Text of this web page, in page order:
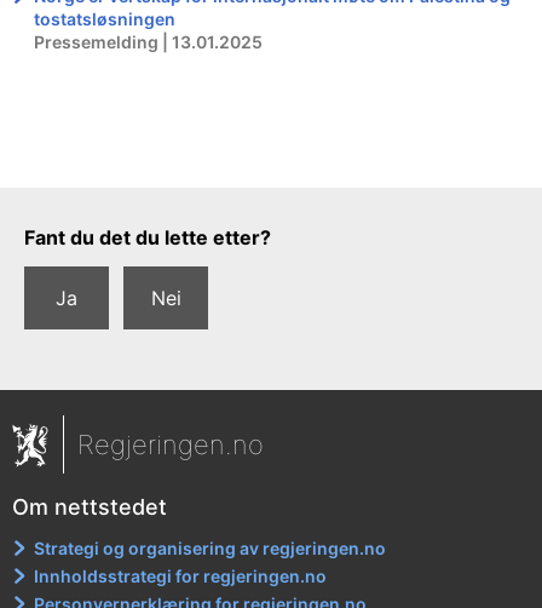
tostatsløsningen
Pressemelding | 13.01.2025
Tilbakemeldingsskjema
Fant du det du lette etter?
Ja Nei
Regjeringen.no
Om nettstedet
Strategi og organisering av regjeringen.no
Innholdsstrategi for regjeringen.no